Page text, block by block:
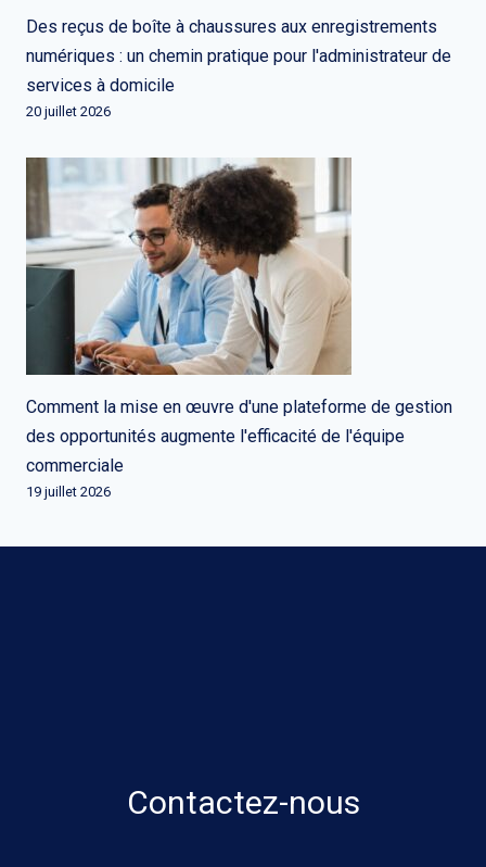
Des reçus de boîte à chaussures aux enregistrements
numériques : un chemin pratique pour l'administrateur de
services à domicile
20 juillet 2026
Comment la mise en œuvre d'une plateforme de gestion
des opportunités augmente l'efficacité de l'équipe
commerciale
19 juillet 2026
Contactez-nous